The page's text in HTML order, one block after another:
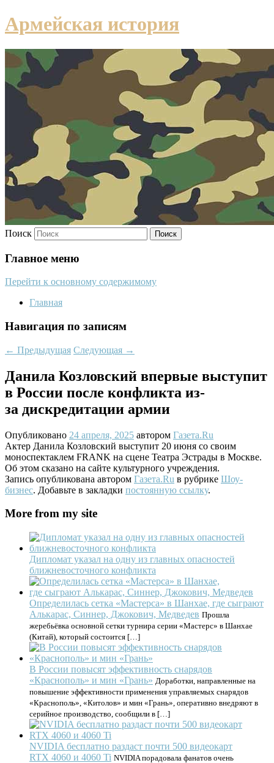
Армейская история
Поиск
Главное меню
Перейти к основному содержимому
Главная
Навигация по записям
← Предыдущая Следующая →
Данила Козловский впервые выступит
в России после конфликта из-
за дискредитации армии
Опубликовано 24 апреля, 2025 автором Газета.Ru
Актер Данила Козловский выступит 20 июня со своим
моноспектаклем FRANK на сцене Театра Эстрады в Москве.
Об этом сказано на сайте культурного учреждения.
Запись опубликована автором Газета.Ru в рубрике Шоу-
бизнес. Добавьте в закладки постоянную ссылку.
More from my site
Дипломат указал на одну из главных опасностей
ближневосточного конфликта
Определилась сетка «Мастерса» в Шанхае, где сыграют
Алькарас, Синнер, Джокович, Медведев Прошла
жеребьёвка основной сетки турнира серии «Мастерс» в Шанхае
(Китай), который состоится […]
В России повысят эффективность снарядов
«Краснополь» и мин «Грань» Доработки, направленные на
повышение эффективности применения управляемых снарядов
«Краснополь», «Китолов» и мин «Грань», оперативно внедряют в
серийное производство, сообщили в […]
NVIDIA бесплатно раздаст почти 500 видеокарт
RTX 4060 и 4060 Ti NVIDIA порадовала фанатов очень